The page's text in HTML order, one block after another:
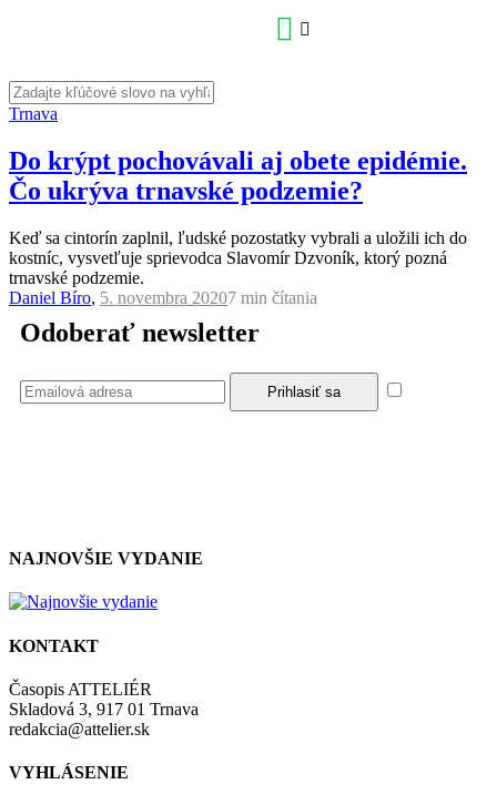
Trnava
Do krýpt pochovávali aj obete epidémie.
Čo ukrýva trnavské podzemie?
Keď sa cintorín zaplnil, ľudské pozostatky vybrali a uložili ich do
kostníc, vysvetľuje sprievodca Slavomír Dzvoník, ktorý pozná
trnavské podzemie.
Daniel Bíro, 5. novembra 20207 min čítania
Odoberať newsletter
NAJNOVŠIE VYDANIE
KONTAKT
Časopis ATTELIÉR
Skladová 3, 917 01 Trnava
redakcia@attelier.sk
VYHLÁSENIE